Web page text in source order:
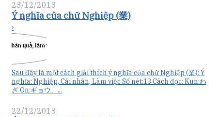
23/12/2013
Ý nghĩa của chữ Nghiệp (業)
›
Sau đây là một cách giải thích ý nghĩa của chữ Nghiệp (業): Ý
nghĩa: Nghiệp, Cái nhân, Làm việc Số nét:13 Cách đọc: Kun:わ
ざ On:ギョウ、...
22/12/2013